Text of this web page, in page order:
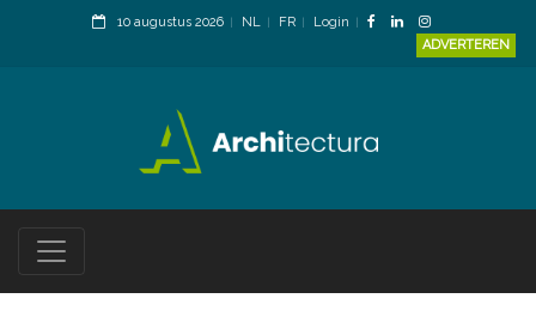
10 augustus 2026 NL FR
Login
ADVERTEREN